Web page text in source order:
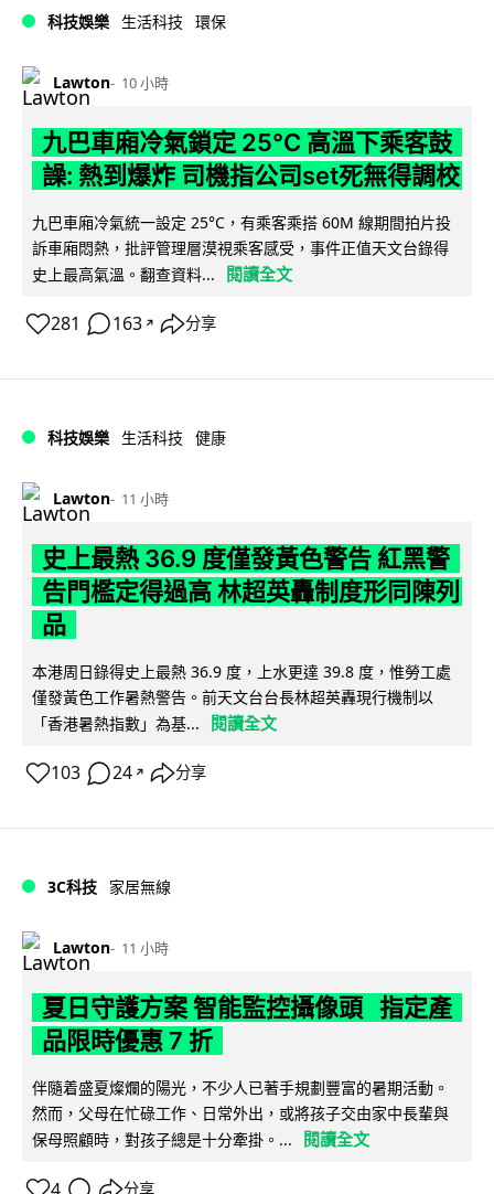
科技娛樂 生活科技 環保
Lawton 10 小時
九巴車廂冷氣鎖定 25°C 高溫下乘客鼓
譟: 熱到爆炸 司機指公司set死無得調校
九巴車廂冷氣統一設定 25°C，有乘客乘搭 60M 線期間拍片投
訴車廂悶熱，批評管理層漠視乘客感受，事件正值天文台錄得
史上最高氣溫。翻查資料...
閱讀全文
281 163 ↗ 分享
科技娛樂 生活科技 健康
Lawton 11 小時
史上最熱 36.9 度僅發黃色警告 紅黑警
告門檻定得過高 林超英轟制度形同陳列
品
本港周日錄得史上最熱 36.9 度，上水更達 39.8 度，惟勞工處
僅發黃色工作暑熱警告。前天文台台長林超英轟現行機制以
「香港暑熱指數」為基...
閱讀全文
103 24 ↗ 分享
3C科技 家居無線
Lawton 11 小時
夏日守護方案 智能監控攝像頭 指定產
品限時優惠 7 折
伴隨着盛夏燦爛的陽光，不少人已著手規劃豐富的暑期活動。
然而，父母在忙碌工作、日常外出，或將孩子交由家中長輩與
保母照顧時，對孩子總是十分牽掛。...
閱讀全文
分享